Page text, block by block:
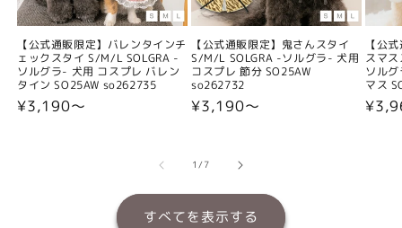
【公式通販限定】バレンタインチ
ェックスタイ S/M/L SOLGRA -
ソルグラ- 犬用 コスプレ バレン
タイン SO25AW so262735
通
¥3,190〜
【公式通販限定】鬼さんスタイ
S/M/L SOLGRA -ソルグラ- 犬用
コスプレ 節分 SO25AW
so262732
通
格
¥3,190〜
【公
スマ
ソル
マス
通
1/の
7
すべてを表示する